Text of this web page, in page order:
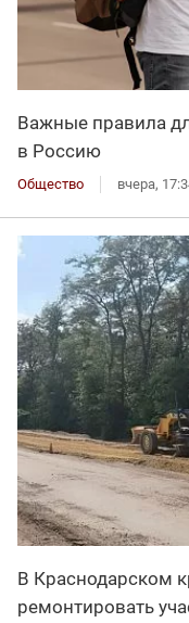
Важные правила
в Россию
Общество вчера,
В Краснодарском
ремонтировать